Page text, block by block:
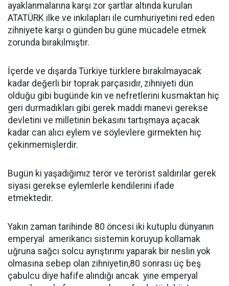
ayaklanmalarına karşı zor şartlar altında kurulan
ATATÜRK ilke ve inkılapları ile cumhuriyetini red eden
zihniyete karşı o günden bu güne mücadele etmek
zorunda bırakılmıştır.
İçerde ve dışarda Türkiye türklere bırakılmayacak
kadar değerli bir toprak parçasıdır, zihniyeti dün
olduğu gibi bugünde kin ve nefretlerini kusmaktan hiç
geri durmadıkları gibi gerek maddi manevi gerekse
devletini ve milletinin bekasını tartışmaya açacak
kadar can alıcı eylem ve söylevlere girmekten hiç
çekinmemişlerdir.
Bugün ki yaşadığımız terör ve terörist saldırılar gerek
siyasi gerekse eylemlerle kendilerini ifade
etmektedir.
Yakın zaman tarihinde 80 öncesi iki kutuplu dünyanın
emperyal amerikancı sistemin koruyup kollamak
uğruna sağcı solcu ayrıştırımı yaparak bir neslin yok
olmasına sebep olan zihniyetin,80 sonrası üç beş
çabulcu diye hafife alındığı ancak yine emperyal